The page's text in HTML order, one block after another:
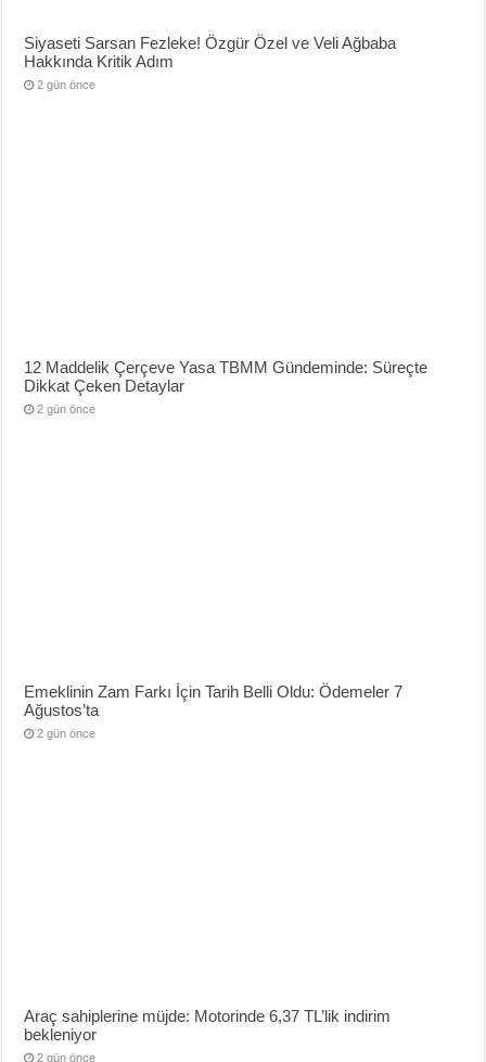
Siyaseti Sarsan Fezleke! Özgür Özel ve Veli Ağbaba
Hakkında Kritik Adım
2 gün önce
12 Maddelik Çerçeve Yasa TBMM Gündeminde: Süreçte
Dikkat Çeken Detaylar
2 gün önce
Emeklinin Zam Farkı İçin Tarih Belli Oldu: Ödemeler 7
Ağustos’ta
2 gün önce
Araç sahiplerine müjde: Motorinde 6,37 TL’lik indirim
bekleniyor
2 gün önce